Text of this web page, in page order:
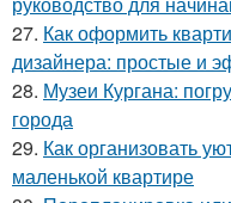
27. Как оформить
дизайнера: простые и
28. Музеи Кургана:
города
29. Как организовать
маленькой квартире